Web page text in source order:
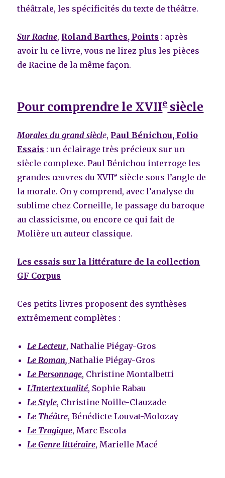
théâtrale, les spécificités du texte de théâtre.
Sur Racine, Roland Barthes, Points : après
avoir lu ce livre, vous ne lirez plus les pièces
de Racine de la même façon.
Pour comprendre le XVIIesiècle
Morales du grand siècle, Paul Bénichou, Folio
Essais : un éclairage très précieux sur un
siècle complexe. Paul Bénichou interroge les
grandes œuvres du XVIIe siècle sous l’angle de
la morale. On y comprend, avec l’analyse du
sublime chez Corneille, le passage du baroque
au classicisme, ou encore ce qui fait de
Molière un auteur classique.
Les essais sur la littérature de la collection
GF Corpus
Ces petits livres proposent des synthèses
extrêmement complètes :
Le Lecteur, Nathalie Piégay-Gros
Le Roman,Nathalie Piégay-Gros
Le Personnage, Christine Montalbetti
L’Intertextualité, Sophie Rabau
Le Style, Christine Noille-Clauzade
Le Théâtre, Bénédicte Louvat-Molozay
Le Tragique, Marc Escola
Le Genre littéraire, Marielle Macé